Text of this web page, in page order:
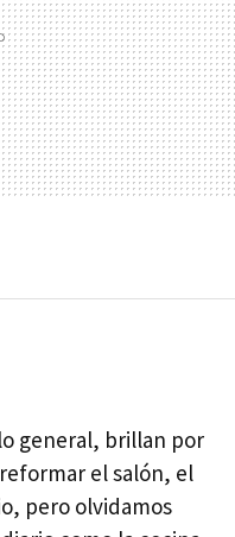
general, brillan por
el salón, el
pero olvidamos